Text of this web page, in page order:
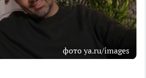
фото ya.ru/images